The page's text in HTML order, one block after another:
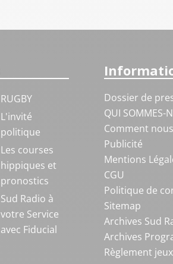
RUGBY
L'invité
politique
Les courses
hippiques et
pronostics
Sud Radio à
votre Service
avec Fiducial
Dossier de
QUI SOMMES-
Comment
Publicité
Mentions
CGU
Politique de
Sitemap
Archives Sud
Archives
Règlement jeux